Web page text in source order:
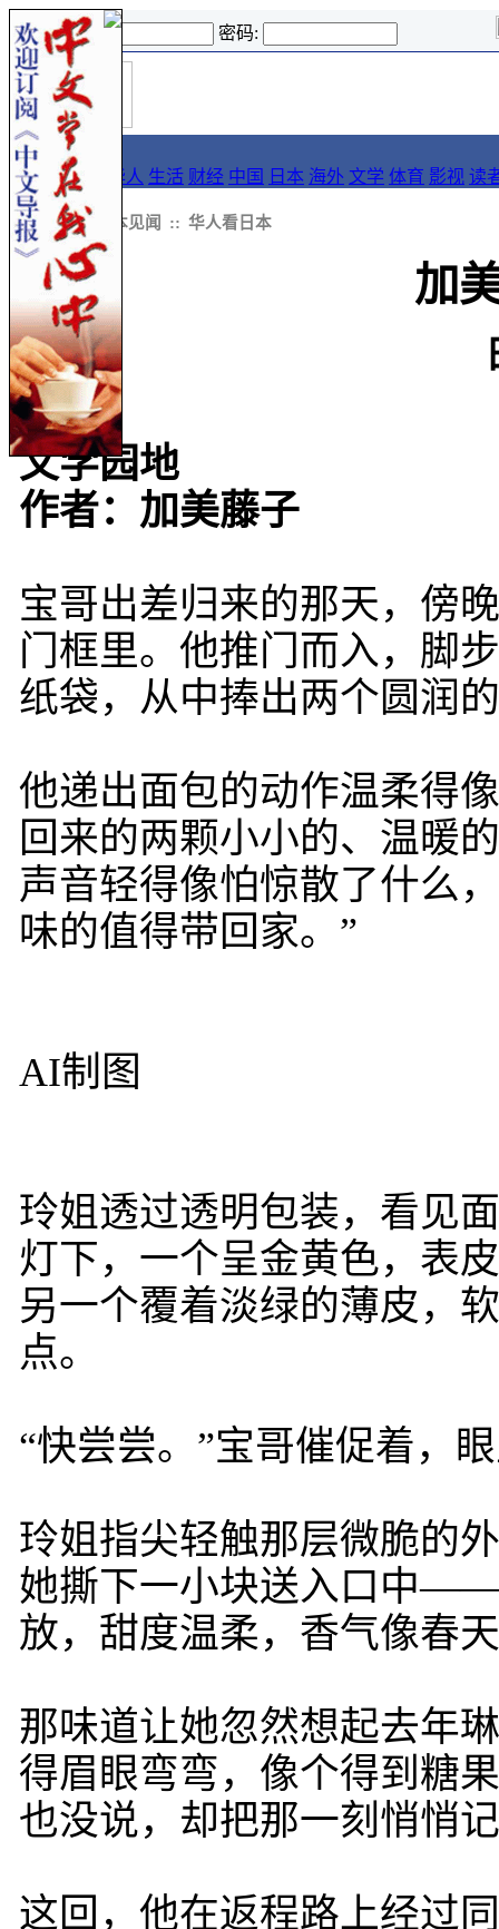
登录名: 密码:
首
页
导报
要闻 论坛 华人 生活 财经 中国 日本 海外 文学 体育 影视 读
::新闻:: 日本见闻 :: 华人看日本
加
文学园地
作者：加美藤子
宝哥出差归来的那天，傍
门框里。他推门而入，脚
纸袋，从中捧出两个圆润
他递出面包的动作温柔得
回来的两颗小小的、温暖
声音轻得像怕惊散了什么
味的值得带回家。”
AI制图
玲姐透过透明包装，看见
灯下，一个呈金黄色，表
另一个覆着淡绿的薄皮，
点。
“快尝尝。”宝哥催促着，
玲姐指尖轻触那层微脆的
她撕下一小块送入口中——
放，甜度温柔，香气像春
那味道让她忽然想起去年
得眉眼弯弯，像个得到糖
也没说，却把那一刻悄悄
这回，他在返程路上经过